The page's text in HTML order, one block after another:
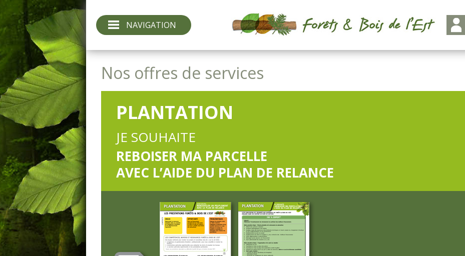
NAVIGATION
Nos offres de services
PLANTATION
JE SOUHAITE
REBOISER MA PARCELLE
AVEC L’AIDE DU PLAN DE RELANCE